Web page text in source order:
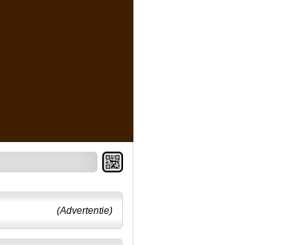
(Advertentie)